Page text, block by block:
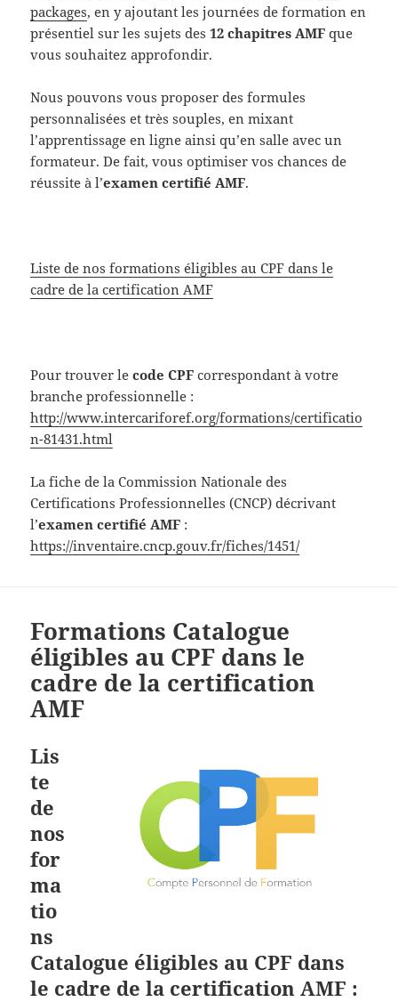
packages, en y ajoutant les journées de formation en
présentiel sur les sujets des12 chapitres AMF que
vous souhaitez approfondir.
Nous pouvons vous proposer des formules
personnalisées et très souples, en mixant
l’apprentissage en ligne ainsi qu’en salle avec un
formateur. De fait, vous optimiser vos chances de
réussite à l’examen certifié AMF.
Liste de nos formations éligibles au CPF dans le
cadre de la certification AMF
Pour trouver lecode CPF correspondant à votre
branche professionnelle :
http://www.intercariforef.org/formations/certificatio
n-81431.html
La fiche de la Commission Nationale des
Certifications Professionnelles (CNCP) décrivant
l’examen certifié AMF :
https://inventaire.cncp.gouv.fr/fiches/1451/
Formations Catalogue
éligibles au CPF dans le
cadre de la certification
AMF
Lis
te
de
nos
for
ma
tio
ns
Catalogue éligibles au CPF dans
le cadre de la certification AMF :